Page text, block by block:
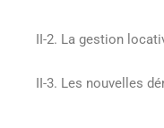
II-2. La gestion
II-3. Les nouvelles